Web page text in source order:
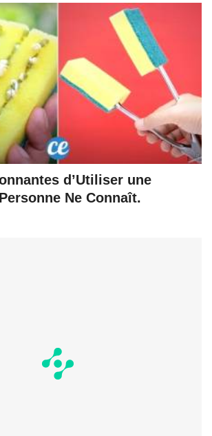
d’Utiliser une
Ne Connaît.